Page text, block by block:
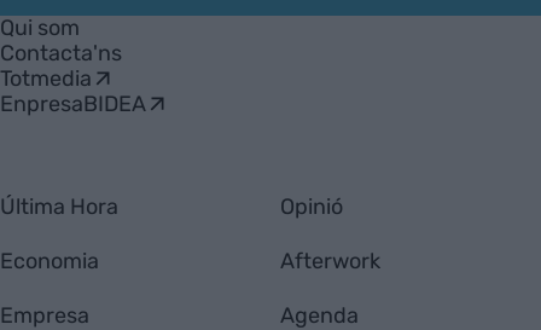
Empresa
Qui som
Contacta'ns
Totmedia
EnpresaBIDEA
Última Hora
Economia
Empresa
Opinió
Afterwork
Agenda